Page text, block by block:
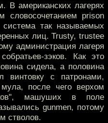
В американских лагерях
словосочетанием prison
так называемых
лиц. Trusty, trustee
администрация лагеря
зэков. Как это
сидела, а половина
винтовку с патронами,
после чего верхом
машуших в поле
gunmen, потому
стволов.